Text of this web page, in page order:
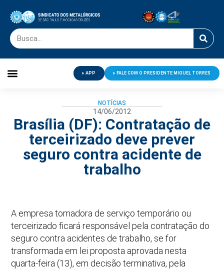
APP FALE COM O PRESIDENTE MIGUEL TORRES
NOTÍCIAS
14/06/2012
Brasília (DF): Contratação de
terceirizado deve prever
seguro contra acidente de
trabalho
A empresa tomadora de serviço temporário ou
terceirizado ficará responsável pela contratação do
seguro contra acidentes de trabalho, se for
transformada em lei proposta aprovada nesta
quarta-feira (13), em decisão terminativa, pela